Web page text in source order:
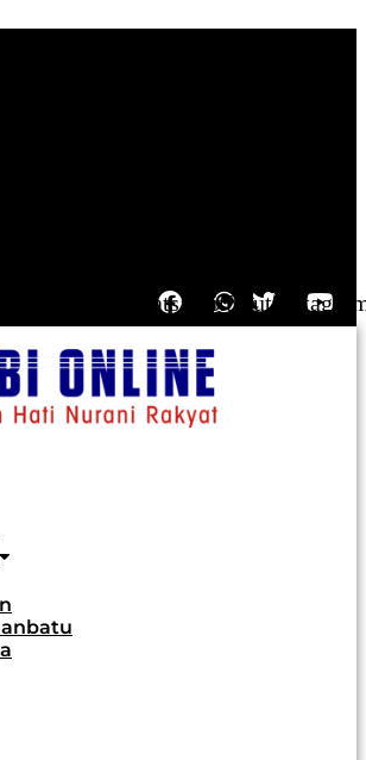
WhatsappTwitterYoutube